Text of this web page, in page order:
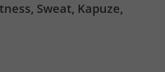
Sweat, Kapuze,